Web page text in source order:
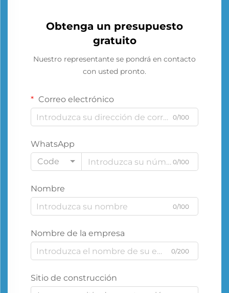
Obtenga un presupuesto
gratuito
Nuestro representante se pondrá en contacto
con usted pronto.
Correo electrónico
0/100
WhatsApp
Code
0/100
Nombre
0/100
Nombre de la empresa
0/200
Sitio de construcción